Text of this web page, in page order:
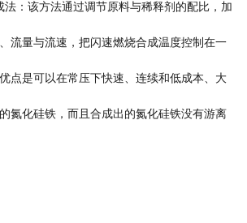
法：该方法通过调节原料与稀释剂的配比，加
流量与流速，把闪速燃烧合成温度控制在一
点是可以在常压下快速、连续和低成本、大
氮化硅铁，而且合成出的氮化硅铁没有游离